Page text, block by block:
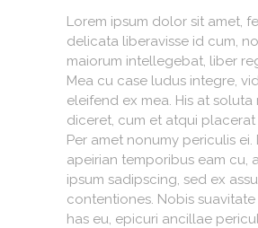
Lorem ipsum dolor sit amet,
delicata liberavisse id cum,
maiorum intellegebat, liber
Mea cu case ludus integre,
eleifend ex mea. His at soluta
diceret, cum et atqui placerat
Per amet nonumy periculis ei.
apeirian temporibus eam cu,
ipsum sadipscing, sed ex
contentiones. Nobis
has eu, epicuri ancillae